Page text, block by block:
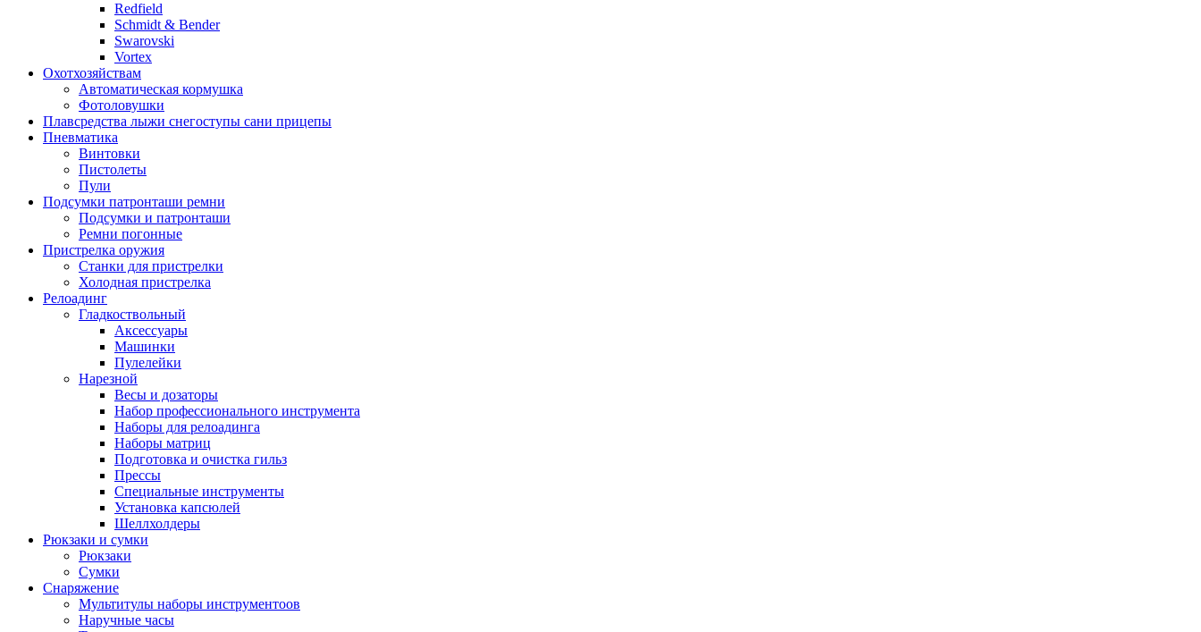
Redfield
Schmidt & Bender
Swarovski
Vortex
Охотхозяйствам
Автоматическая кормушка
Фотоловушки
Плавсредства лыжи снегоступы сани прицепы
Пневматика
Винтовки
Пистолеты
Пули
Подсумки патронташи ремни
Подсумки и патронташи
Ремни погонные
Пристрелка оружия
Станки для пристрелки
Холодная пристрелка
Релоадинг
Гладкоствольный
Аксессуары
Машинки
Пулелейки
Нарезной
Весы и дозаторы
Набор профессионального инструмента
Наборы для релоадинга
Наборы матриц
Подготовка и очистка гильз
Прессы
Специальные инструменты
Установка капсюлей
Шеллхолдеры
Рюкзаки и сумки
Рюкзаки
Сумки
Снаряжение
Мультитулы наборы инструментоов
Наручные часы